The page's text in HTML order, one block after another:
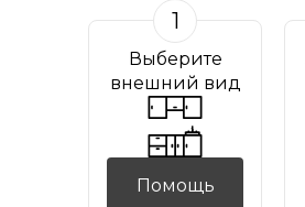
1
Выберите
внешний вид
Помощь